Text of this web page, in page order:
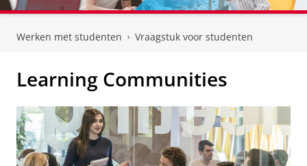
Werken met studenten Vraagstuk voor studenten
Learning Communities